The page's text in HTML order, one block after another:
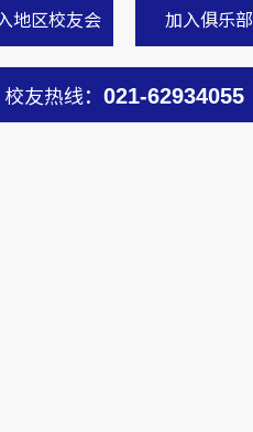
地区校友会 加入俱乐部
校友热线： 021-62934055